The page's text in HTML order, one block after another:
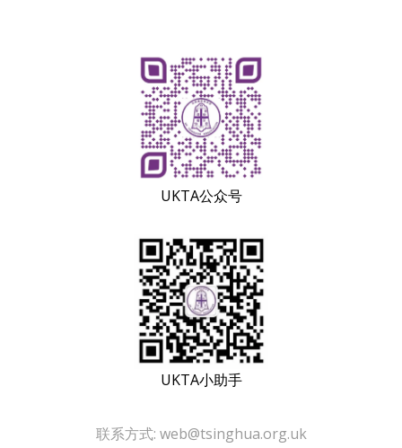
UKTA公众号
UKTA小助手
联系方式: web@tsinghua.org.uk